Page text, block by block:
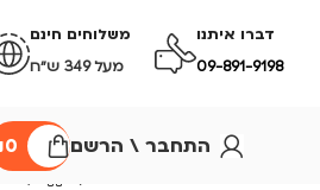
דברו איתנו
09-891-9198
משלוחים חינם
מעל 349 ש״ח
התחבר \ הרשם 0